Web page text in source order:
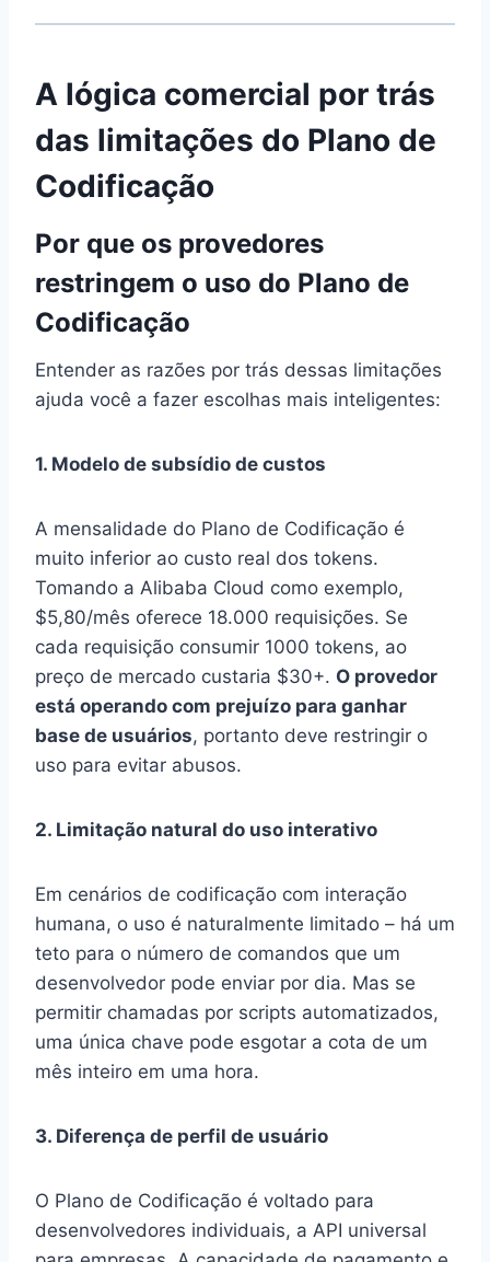
A lógica comercial por trás
das limitações do Plano de
Codificação
Por que os provedores
restringem o uso do Plano de
Codificação
Entender as razões por trás dessas limitações
ajuda você a fazer escolhas mais inteligentes:
1. Modelo de subsídio de custos
A mensalidade do Plano de Codificação é
muito inferior ao custo real dos tokens.
Tomando a Alibaba Cloud como exemplo,
$5,80/mês oferece 18.000 requisições. Se
cada requisição consumir 1000 tokens, ao
preço de mercado custaria $30+. O provedor
está operando com prejuízo para ganhar
base de usuários, portanto deve restringir o
uso para evitar abusos.
2. Limitação natural do uso interativo
Em cenários de codificação com interação
humana, o uso é naturalmente limitado – há um
teto para o número de comandos que um
desenvolvedor pode enviar por dia. Mas se
permitir chamadas por scripts automatizados,
uma única chave pode esgotar a cota de um
mês inteiro em uma hora.
3. Diferença de perfil de usuário
O Plano de Codificação é voltado para
desenvolvedores individuais, a API universal